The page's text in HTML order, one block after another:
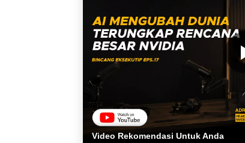
Video Rekomendasi Untuk Anda